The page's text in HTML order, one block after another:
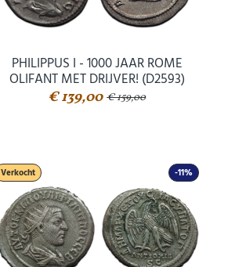
PHILIPPUS I - 1000 JAAR ROME
OLIFANT MET DRIJVER! (D2593)
€ 139,00 € 159,00
-11%
Verkocht